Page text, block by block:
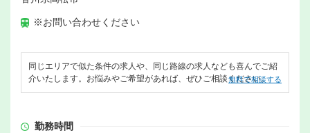
※お問い合わせください
同じエリアで似た条件の求人や、同じ路線の求人なども喜んでご紹
介いたします。お悩みやご希望があれば、ぜひご相談ください。
無料で相談する
勤務時間